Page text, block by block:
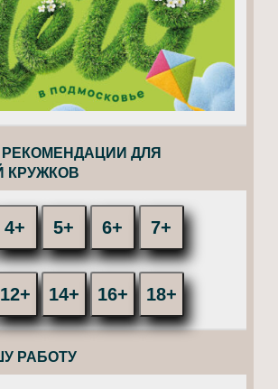
ДЛЯ
КРУЖКОВ
4+ 5+ 6+ 7+
12+ 14+ 16+ 18+
РАБОТУ